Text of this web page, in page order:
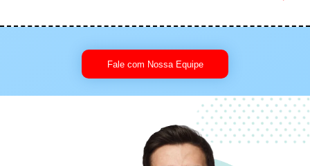
Fale com Nossa Equipe